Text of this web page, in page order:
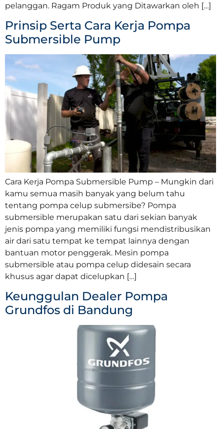
pelanggan. Ragam Produk yang Ditawarkan oleh […]
Prinsip Serta Cara Kerja Pompa
Submersible Pump
Cara Kerja Pompa Submersible Pump – Mungkin dari
kamu semua masih banyak yang belum tahu
tentang pompa celup submersibe? Pompa
submersible merupakan satu dari sekian banyak
jenis pompa yang memiliki fungsi mendistribusikan
air dari satu tempat ke tempat lainnya dengan
bantuan motor penggerak. Mesin pompa
submersible atau pompa celup didesain secara
khusus agar dapat dicelupkan […]
Keunggulan Dealer Pompa
Grundfos di Bandung